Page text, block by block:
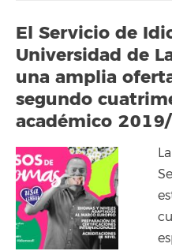
El Servicio de
Universidad de
una amplia
segundo
académico